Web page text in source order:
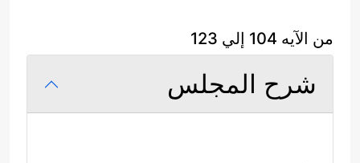
من الآيه 104 إلي 123
شرح المجلس